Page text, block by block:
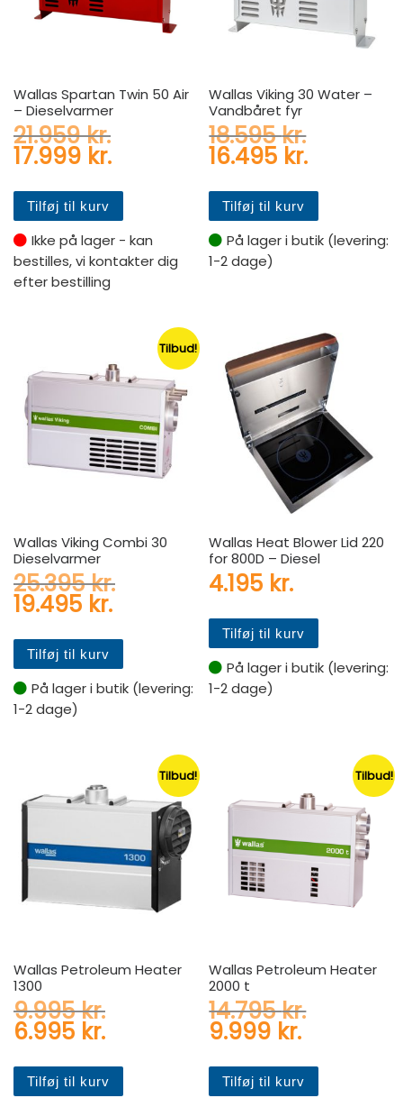
Wallas Spartan Twin 50 Air
– Dieselvarmer
21.959kr.Den oprindelige pris var:
17.999 kr.Den aktuelle pris er:
Tilføj til kurv
Ikke på lager - kan
bestilles, vi kontakter dig
efter bestilling
Wallas Viking 30 Water –
Vandbåret fyr
18.595kr.Den
16.495 kr.Den
Tilføj til kurv
På lager i butik (levering:
1-2 dage)
Tilbud!
Wallas Viking Combi 30
Dieselvarmer
25.395kr.Den oprindelige pris var:
19.495 kr.Den aktuelle pris er:
Tilføj til kurv
På lager i butik (levering:
1-2 dage)
Wallas Heat Blower Lid 220
for 800D – Diesel
4.195 kr.
Tilføj til kurv
På lager i butik (levering:
1-2 dage)
Tilbud!
Wallas Petroleum Heater
1300
9.995kr.Den oprindelige pris var:
6.995 kr.Den aktuelle pris er: 6.995
Tilføj til kurv
Tilbud!
Wallas Petroleum Heater
2000 t
14.795kr.Den
9.999 kr.Den
Tilføj til kurv